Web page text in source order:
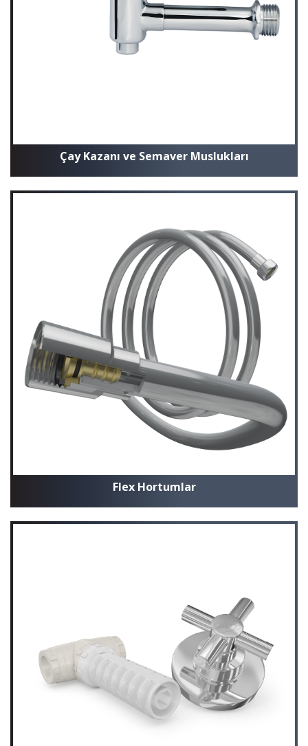
Çay Kazanı ve Semaver Muslukları
Flex Hortumlar